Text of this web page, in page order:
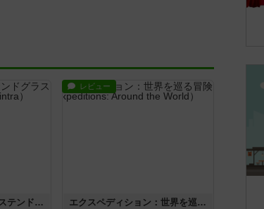
アズール：シントラのステンドグラス
レビュー
エクスペディション：世界を巡る冒険